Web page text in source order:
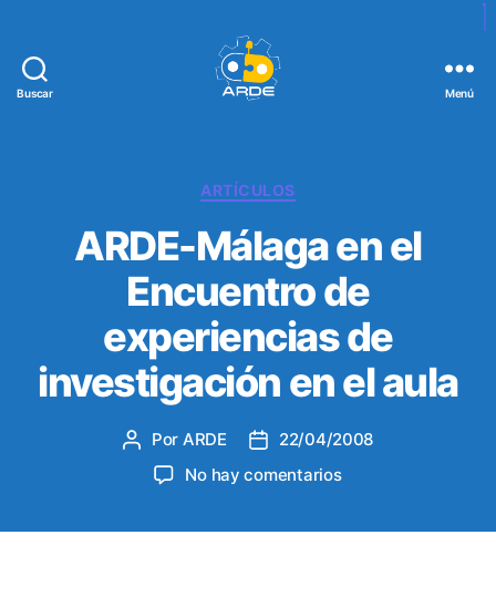
Buscar
d
e
A
R
D
E
Menú
C
t
e
g
o
r
í
a
s
ARTÍCULOS
ARDE-Málaga en el
Encuentro de
experiencias de
investigación en el aula
A
r
Por ARDE
F
c
a
22/04/2008
No hay comentariose